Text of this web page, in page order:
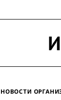
НОВОСТИ